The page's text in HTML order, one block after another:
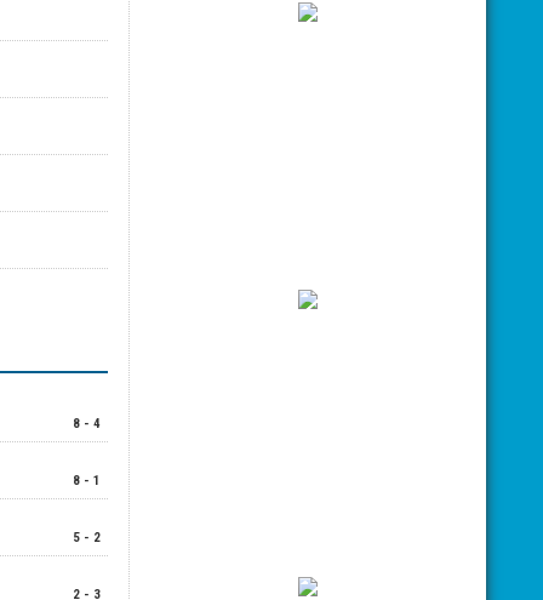
8 - 4
8 - 1
5 - 2
2 - 3